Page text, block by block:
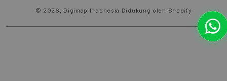
© 2026, Digimap Indonesia Didukung oleh Shopify